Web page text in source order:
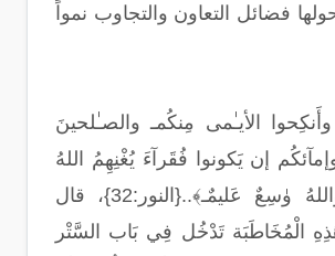
فضائل التعاون والتجاوب نمواً
الأيـٰمى مِنكُمـ والصـٰلحينَ
إن يَكونوا فُقَرآءَ يُغْنِهِمُ اللهُ
مِن فَضْلِهِ واللهُ وٰسِعٌ عَليمٌـ﴾..{النور:32}، قال
الْمُخَاطَبَة تَدْخُل فِي بَاب السَّتْر